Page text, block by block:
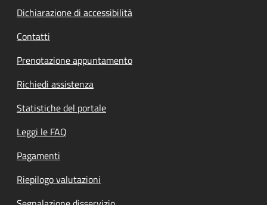
Dichiarazione di accessibilità
Contatti
Prenotazione appuntamento
Richiedi assistenza
Statistiche del portale
Leggi le FAQ
Pagamenti
Riepilogo valutazioni